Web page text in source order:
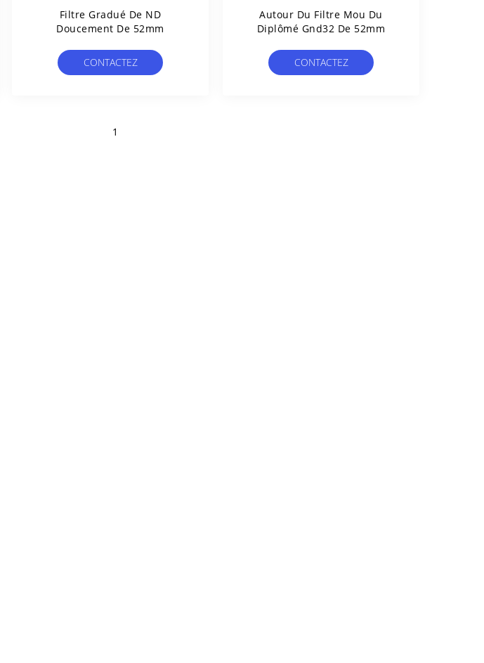
Filtre Gradué De ND
Doucement De 52mm
CONTACTEZ
Autour Du Filtre Mou Du
Diplômé Gnd32 De 52mm
CONTACTEZ
1